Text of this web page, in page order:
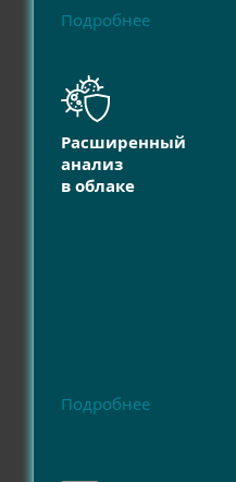
Подробнее
Расширенный
анализ
в облаке
Подробнее